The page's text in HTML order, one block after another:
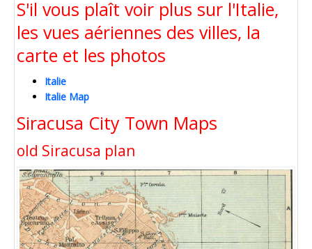
S'il vous plaît voir plus sur l'Italie,
les vues aériennes des villes, la
carte et les photos
Italie
Italie Map
Siracusa City Town Maps
old Siracusa plan